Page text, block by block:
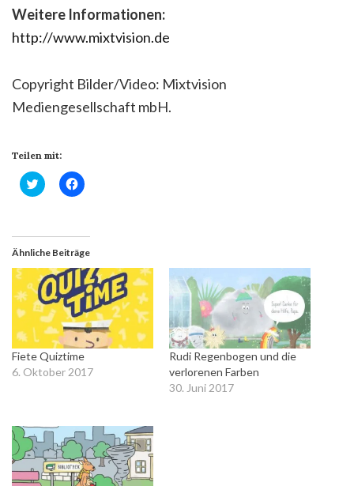
Weitere Informationen:
http://www.mixtvision.de
Copyright Bilder/Video: Mixtvision
Mediengesellschaft mbH.
Teilen mit:
Klick,
um
teilen
in
Fenster
geöffnet)
Klick,
um
teilen
in
Fenster
geöffnet)
Ähnliche Beiträge
Fiete Quiztime
6. Oktober 2017
Rudi Regenbogen und die
verlorenen Farben
30. Juni 2017